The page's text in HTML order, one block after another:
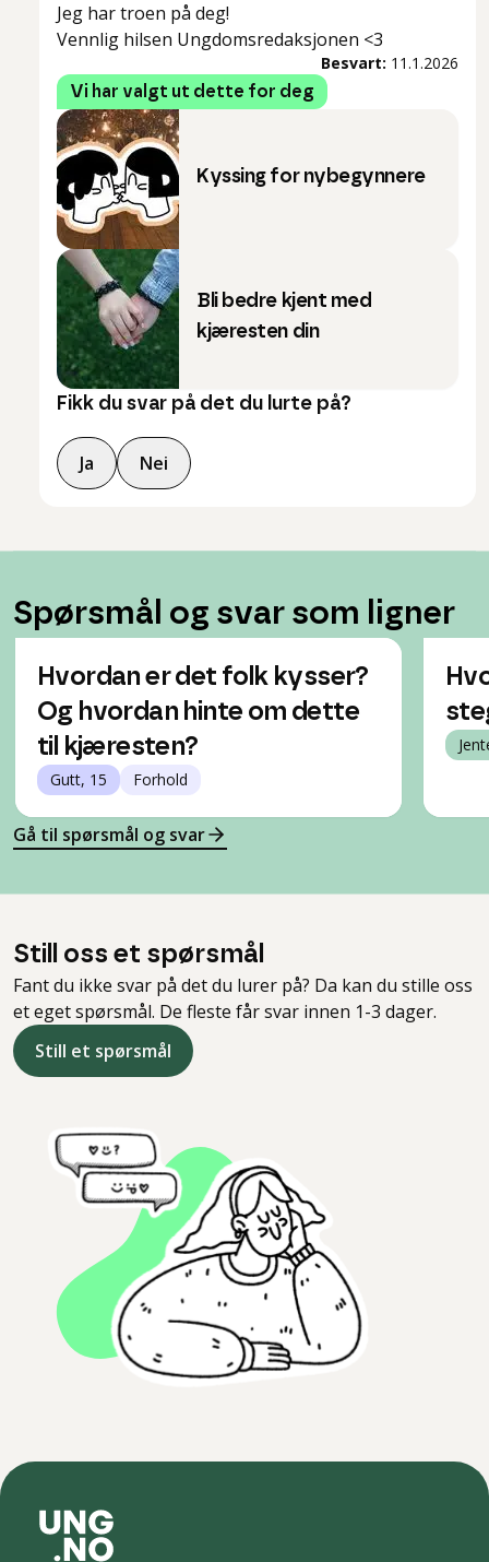
Jeg har troen på deg!
Vennlig hilsen Ungdomsredaksjonen <3
Besvart: 11.1.2026
Vi har valgt ut dette for deg
Kyssing for nybegynnere
Bli bedre kjent med
kjæresten din
Fikk du svar på det du lurte på?
Ja Nei
Spørsmål og svar som ligner
Hvordan er det folk kysser?
Og hvordan hinte om dette
til kjæresten?
Gutt, 15 Forhold
Gå til spørsmål og svar
Still oss et spørsmål
Fant du ikke svar på det du lurer på? Da kan du stille oss
et eget spørsmål. De fleste får svar innen 1-3 dager.
Still et spørsmål